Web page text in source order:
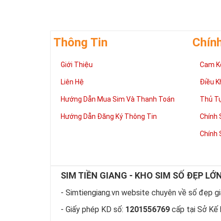
Giúp chủ nhân
Những người
có đôi có cặp,
Phát triển
Tiền tài và
thuận lợi hơn
làm việc đỡ
Thể hiện “Đẳng
Sim tứ quý 2
hiện “Đẳng
Thông Tin
Giới Thiệu
Liên Hệ
Hướng Dẫn Mua Sim Và Thanh Toán
Hướng Dẫn Đăng Ký Thông Tin
Cam
Điều
Thủ
Chính
Chính
SIM TIỀN GIANG - KHO SIM SỐ ĐẸP
- Simtiengiang.vn website chuyên về số đẹp
- Giấy phép KD số: 1201556769 cấp tại Sở Kế